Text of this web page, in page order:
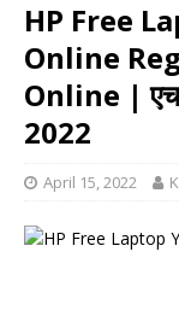
HP Free
Online
Online |
2022
April 15, 2022